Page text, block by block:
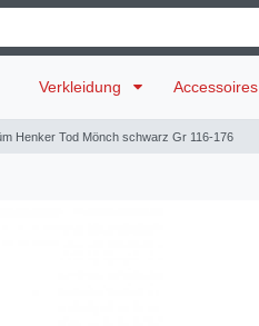
Verkleidung Accessoires
Henker Tod Mönch schwarz Gr 116-176